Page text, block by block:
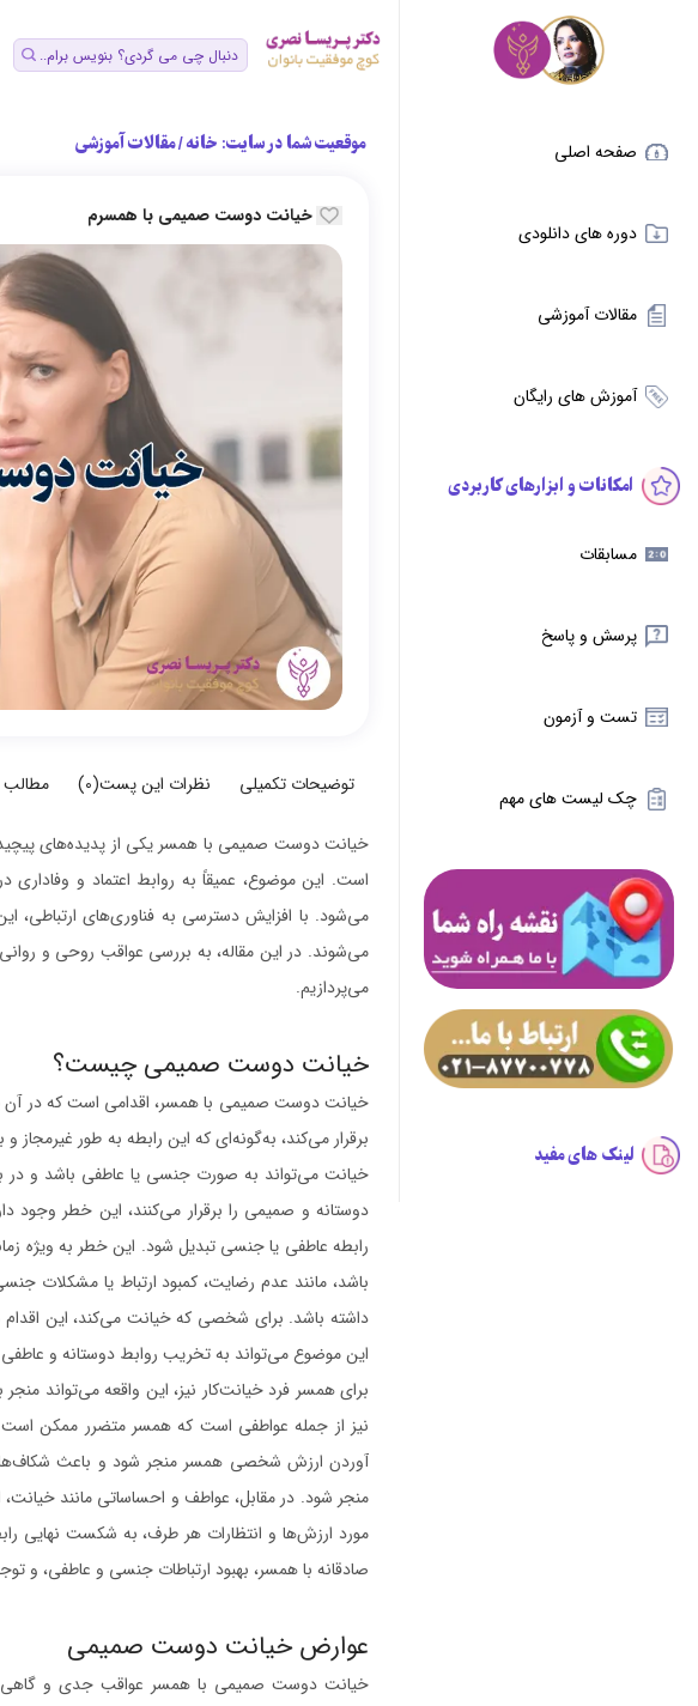
صفحه اصلی
دوره های دانلودی
مقالات آموزشی
آموزش های رایگان
امکانات و ابزارهای کاربردی
مسابقات
پرسش و پاسخ
تست و آزمون
چک لیست های مهم
لینک های مفید
موقعیت شما در سایت: خانه/مقالات آموزشی
خیانت دوست صمیمی با همسرم
توضیحات تکمیلی نظرات این پست(0
) مطالب
خیانت دوست صمیمی با همسر یکی از پدیده‌های
است. این موضوع، عمیقاً به روابط اعتماد و
می‌شود. با افزایش دسترسی به فناوری‌های ارتباطی،
می‌شوند. در این مقاله، به بررسی عواقب روحی و
می‌پردازیم.
خیانت دوست صمیمی چیست؟
خیانت دوست صمیمی با همسر، اقدامی است که در آن
برقرار می‌کند، به‌گونه‌ای که این رابطه به طور
خیانت می‌تواند به صورت جنسی یا عاطفی باشد و در
دوستانه و صمیمی را برقرار می‌کنند، این خطر
رابطه عاطفی یا جنسی تبدیل شود. این خطر به ویژه
باشد، مانند عدم رضایت، کمبود ارتباط یا
داشته باشد. برای شخصی که خیانت می‌کند، این
این موضوع می‌تواند به تخریب روابط دوستانه و
برای همسر فرد خیانت‌کار نیز، این واقعه می‌تواند
نیز از جمله عواطفی است که همسر متضرر ممکن است
آوردن ارزش شخصی همسر منجر شود و باعث
منجر شود. در مقابل، عواطف و احساساتی مانند
مورد ارزش‌ها و انتظارات هر طرف، به شکست نهایی
صادقانه با همسر، بهبود ارتباطات جنسی و عاطفی، و
عوارض خیانت دوست صمیمی
خیانت دوست صمیمی با همسر عواقب جدی و گاهی